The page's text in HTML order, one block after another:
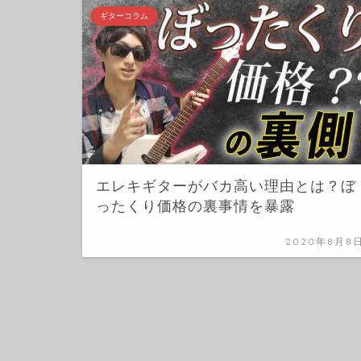
ギターコラム
エレキギターがバカ高い理由とは？ぼ
ったくり価格の裏事情を暴露
2020年8月8